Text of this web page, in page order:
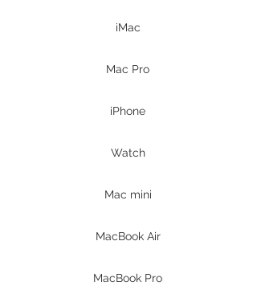
iMac
Mac Pro
iPhone
Watch
Mac mini
MacBook Air
MacBook Pro